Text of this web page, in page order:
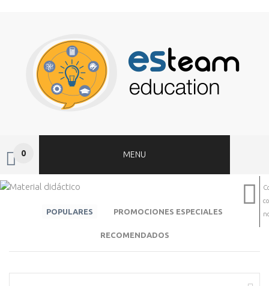
0 MENU
POPULARES PROMOCIONES ESPECIALES
RECOMENDADOS